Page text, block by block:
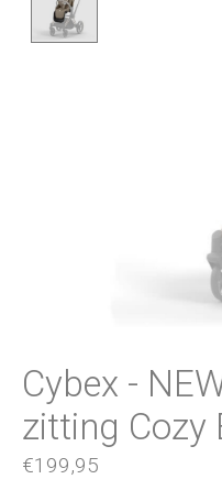
Cybex -
zitting Cozy
€199,95